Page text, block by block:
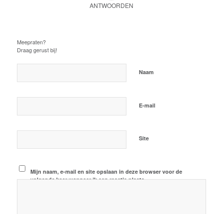
ANTWOORDEN
Meepraten?
Draag gerust bij!
Naam
E-mail
Site
Mijn naam, e-mail en site opslaan in deze browser voor de
volgende keer wanneer ik een reactie plaats.